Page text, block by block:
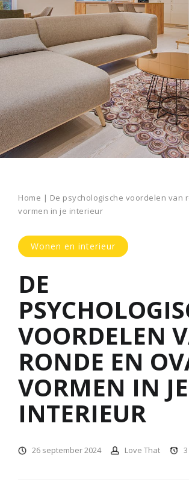
Home | De psychologische voordelen van
vormen in je interieur
Wonen en interieur
DE
VOORDELEN
RONDE EN
VORMEN IN JE
INTERIEUR
26 september 2024 Love That 3